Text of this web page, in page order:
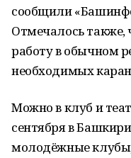
сообщили
Отмечалось
работу в обычном
необходимых
Можно в клуб и
сентября в
молодёжные